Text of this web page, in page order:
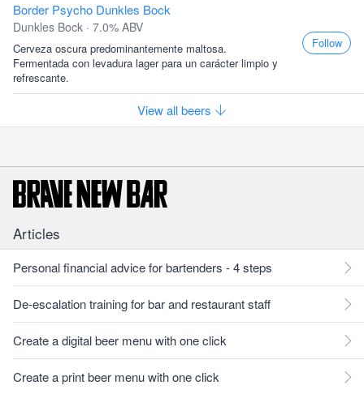
Border Psycho Dunkles Bock
Dunkles Bock · 7.0% ABV
Cerveza oscura predominantemente maltosa.
Fermentada con levadura lager para un carácter limpio y
refrescante.
Follow
View all beers
Articles
Personal financial advice for bartenders - 4 steps
De-escalation training for bar and restaurant staff
Create a digital beer menu with one click
Create a print beer menu with one click